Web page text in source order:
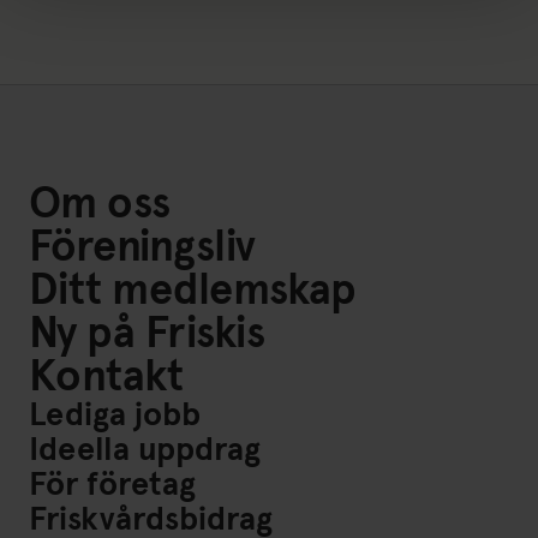
Om oss
Föreningsliv
Ditt medlemskap
Ny på Friskis
Kontakt
Lediga jobb
Ideella uppdrag
För företag
Friskvårdsbidrag